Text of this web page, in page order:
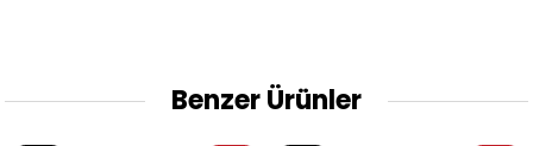
Benzer Ürünler